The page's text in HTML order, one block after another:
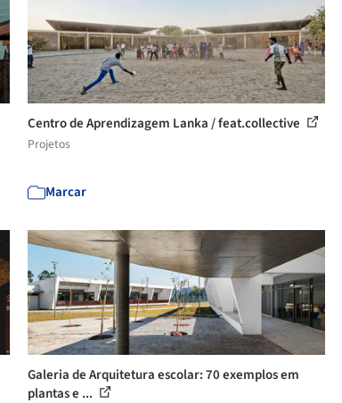
Centro de Aprendizagem Lanka / feat.collective
Projetos
Marcar
Galeria de Arquitetura escolar: 70 exemplos em
plantas e ...